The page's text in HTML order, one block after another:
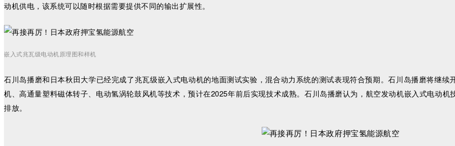
动机供电，该系统可以随时根据需要提供不同的输出扩展性。
嵌入式兆瓦级电动机原理图和样机
石川岛播磨和日本秋田大学已经完成了兆瓦级嵌入式电动机的地面测试实验，混合动力系统的测试表现符合预期。石川岛播磨将继
机、高通量塑料磁体转子、电动氢涡轮鼓风机等技术，预计在2025年前后实现技术成熟。石川岛播磨认为，航空发动机嵌入式电动
排放。